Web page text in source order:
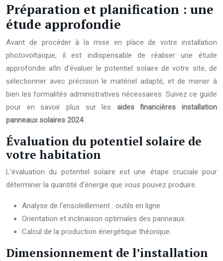
Préparation et planification : une
étude approfondie
Avant de procéder à la mise en place de votre installation
photovoltaïque, il est indispensable de réaliser une étude
approfondie afin d’évaluer le potentiel solaire de votre site, de
sélectionner avec précision le matériel adapté, et de mener à
bien les formalités administratives nécessaires. Suivez ce guide
pour en savoir plus sur les aides financières installation
panneaux solaires 2024.
Évaluation du potentiel solaire de
votre habitation
L’évaluation du potentiel solaire est une étape cruciale pour
déterminer la quantité d’énergie que vous pouvez produire.
Analyse de l’ensoleillement : outils en ligne.
Orientation et inclinaison optimales des panneaux.
Calcul de la production énergétique théorique.
Dimensionnement de l’installation